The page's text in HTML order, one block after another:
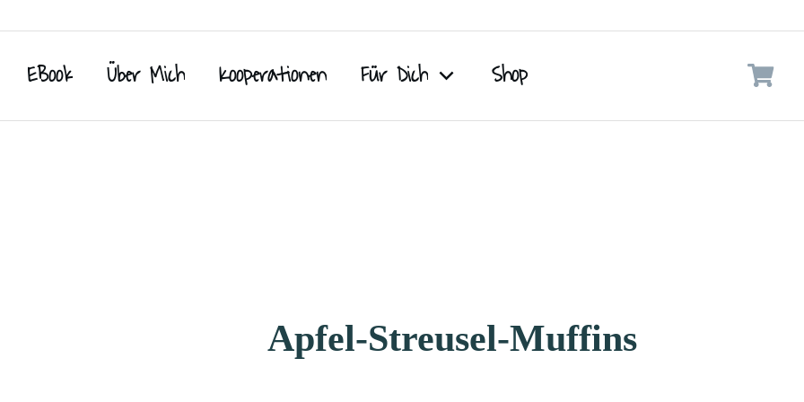
EBook Über Mich Kooperationen Für Dich Shop
Apfel-Streusel-Muffins